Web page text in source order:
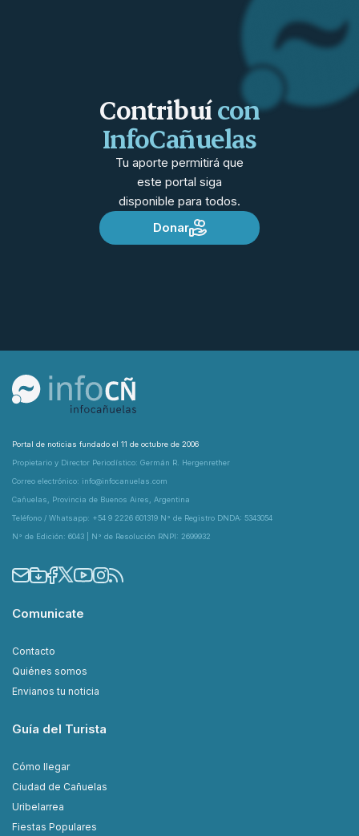
Contribuícon
InfoCañuelas
Tu aporte permitirá que
este portal siga
disponible para todos.
Donar
Portal de noticias fundado el 11 de octubre de 2006
Propietario y Director Periodístico: Germán R. Hergenrether
Correo electrónico: info@infocanuelas.com
Cañuelas, Provincia de Buenos Aires, Argentina
Teléfono / Whatsapp: +54 9 2226 601319 N° de Registro DNDA: 5343054
N° de Edición: 6043 | N° de Resolución RNPI: 2699932
Comunicate
Contacto
Quiénes somos
Envianos tu noticia
Guía del Turista
Cómo llegar
Ciudad de Cañuelas
Uribelarrea
Fiestas Populares